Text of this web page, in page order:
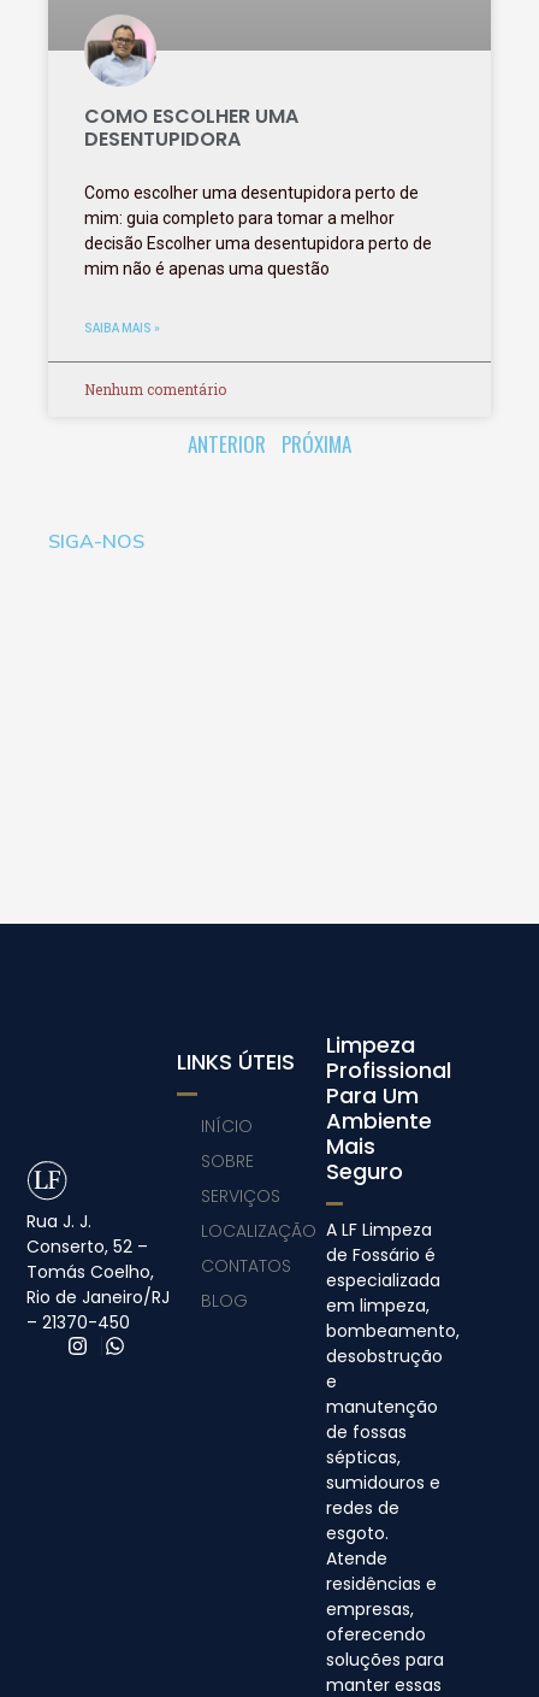
COMO ESCOLHER UMA
DESENTUPIDORA
Como escolher uma desentupidora perto de
mim: guia completo para tomar a melhor
decisão Escolher uma desentupidora perto de
mim não é apenas uma questão
SAIBA MAIS »
Nenhum comentário
ANTERIOR PRÓXIMA
SIGA-NOS
Rua J. J.
Conserto, 52 –
Tomás Coelho,
Rio de Janeiro/RJ
– 21370-450
Limpeza
Profissional
Para Um
Ambiente
Mais
Seguro
A LF Limpeza
de Fossário é
especializada
em limpeza,
bombeamento,
desobstrução
e
manutenção
de fossas
sépticas,
sumidouros e
redes de
esgoto.
Atende
residências e
empresas,
oferecendo
soluções para
manter essas
LINKS ÚTEIS
INÍCIO
SOBRE
SERVIÇOS
LOCALIZAÇÃO
CONTATOS
BLOG